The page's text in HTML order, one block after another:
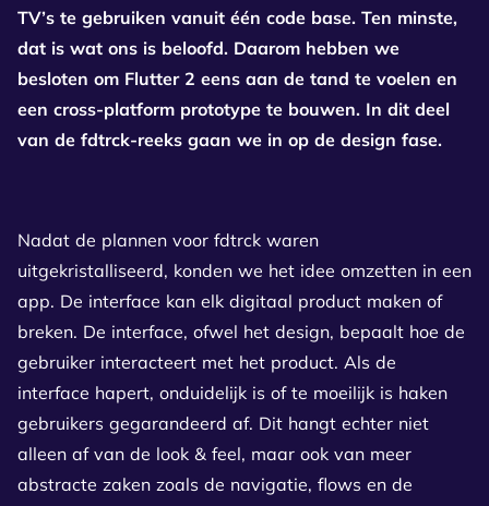
TV’s te gebruiken vanuit één code base. Ten minste,
dat is wat ons is beloofd. Daarom hebben we
besloten om Flutter 2 eens aan de tand te voelen en
een cross-platform prototype te bouwen. In dit deel
van de fdtrck-reeks gaan we in op de design fase.
Nadat de plannen voor fdtrck waren
uitgekristalliseerd, konden we het idee omzetten in een
app. De interface kan elk digitaal product maken of
breken. De interface, ofwel het design, bepaalt hoe de
gebruiker interacteert met het product. Als de
interface hapert, onduidelijk is of te moeilijk is haken
gebruikers gegarandeerd af. Dit hangt echter niet
alleen af van de look & feel, maar ook van meer
abstracte zaken zoals de navigatie, flows en de